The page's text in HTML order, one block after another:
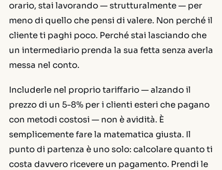
orario, stai lavorando — strutturalmente — per
meno di quello che pensi di valere. Non perché il
cliente ti paghi poco. Perché stai lasciando che
un intermediario prenda la sua fetta senza averla
messa nel conto.
Includerle nel proprio tariffario — alzando il
prezzo di un 5-8% per i clienti esteri che pagano
con metodi costosi — non è avidità. È
semplicemente fare la matematica giusta. Il
punto di partenza è uno solo: calcolare quanto ti
costa davvero ricevere un pagamento. Prendi le